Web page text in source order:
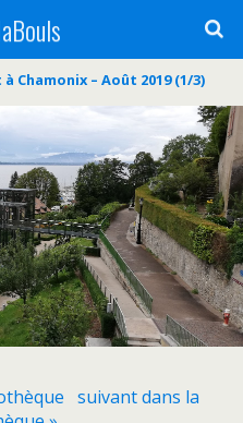
Chamonix – Août 2019 (1/3)
suivant dans la